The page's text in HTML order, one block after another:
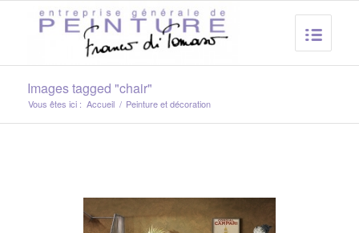
Images tagged "chair"
Vous êtes ici : Accueil / Peinture et décoration